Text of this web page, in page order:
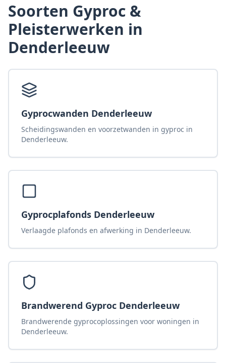
Soorten Gyproc &
Pleisterwerken in
Denderleeuw
Gyprocwanden Denderleeuw
Scheidingswanden en voorzetwanden in gyproc in
Denderleeuw.
Gyprocplafonds Denderleeuw
Verlaagde plafonds en afwerking in Denderleeuw.
Brandwerend Gyproc Denderleeuw
Brandwerende gyprocoplossingen voor woningen in
Denderleeuw.